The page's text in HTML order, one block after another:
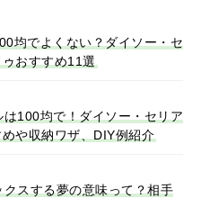
均でよくない？ダイソー・セ
おすすめ11選
は100均で！ダイソー・セリア
や収納ワザ、DIY例紹介
クスする夢の意味って？相手